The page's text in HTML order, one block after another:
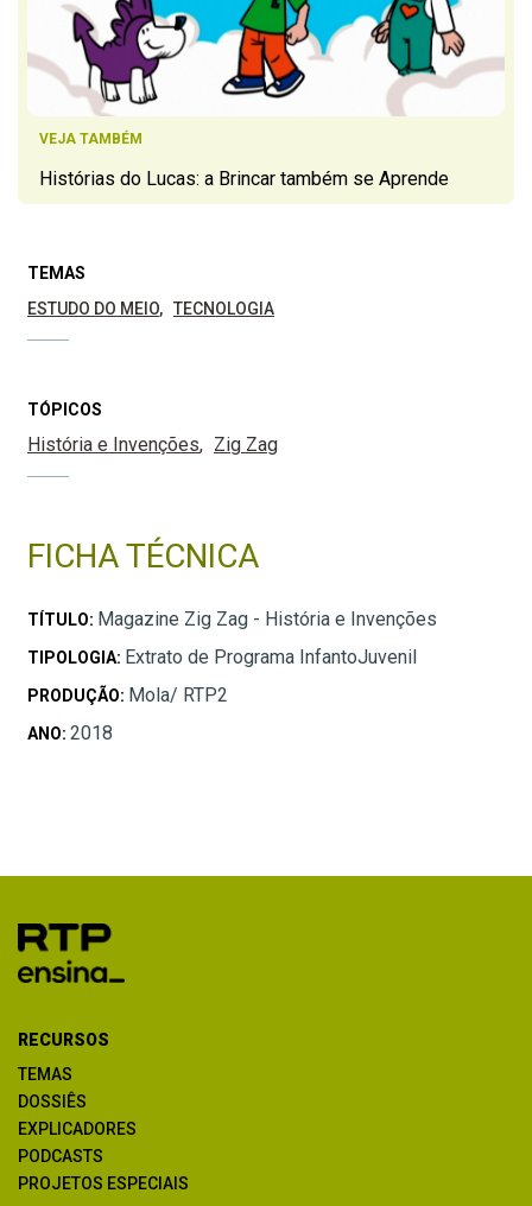
VEJA TAMBÉM
Histórias do Lucas: a Brincar também se Aprende
TEMAS
ESTUDO DO MEIO
TECNOLOGIA
TÓPICOS
História e Invenções Zig Zag
FICHA TÉCNICA
TÍTULO: Magazine Zig Zag - História e Invenções
TIPOLOGIA: Extrato de Programa InfantoJuvenil
PRODUÇÃO: Mola/ RTP2
ANO: 2018
RECURSOS
TEMAS
DOSSIÊS
EXPLICADORES
PODCASTS
PROJETOS ESPECIAIS